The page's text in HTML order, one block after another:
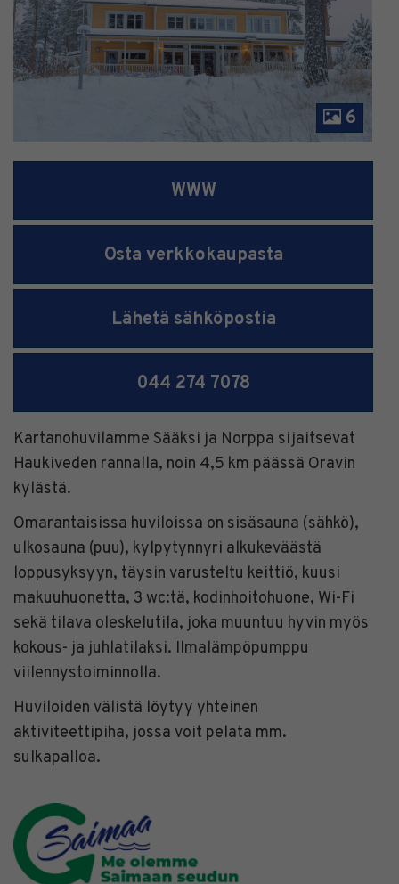
6
WWW
Osta verkkokaupasta
Lähetä sähköpostia
044 274 7078
Kartanohuvilamme Sääksi ja Norppa sijaitsevat
Haukiveden rannalla, noin 4,5 km päässä Oravin
kylästä.
Omarantaisissa huviloissa on sisäsauna (sähkö),
ulkosauna (puu), kylpytynnyri alkukeväästä
loppusyksyyn, täysin varusteltu keittiö, kuusi
makuuhuonetta, 3 wc:tä, kodinhoitohuone, Wi-Fi
sekä tilava oleskelutila, joka muuntuu hyvin myös
kokous- ja juhlatilaksi. Ilmalämpöpumppu
viilennystoiminnolla.
Huviloiden välistä löytyy yhteinen
aktiviteettipiha, jossa voit pelata mm.
sulkapalloa.